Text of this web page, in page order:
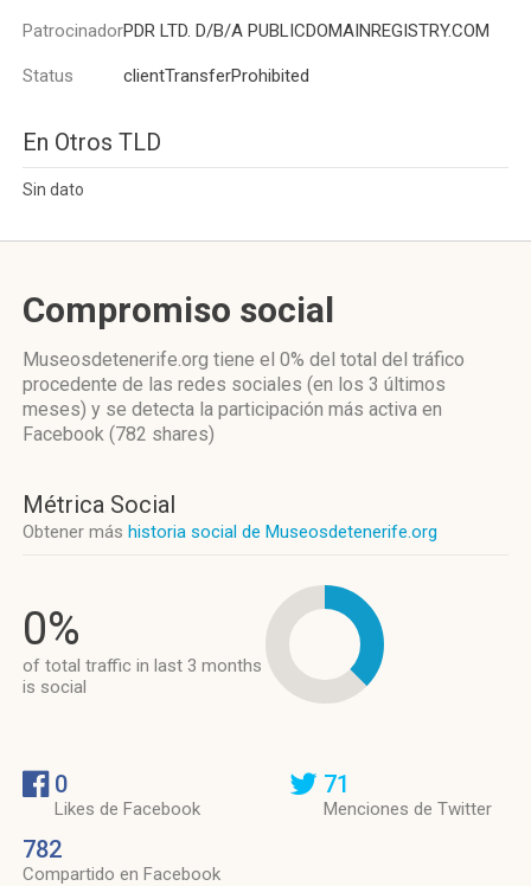
PatrocinadorPDR LTD. D/B/A PUBLICDOMAINREGISTRY.COM
Status clientTransferProhibited
En Otros TLD
Sin dato
Compromiso social
Museosdetenerife.org tiene el 0% del total del tráfico
procedente de las redes sociales (en los 3 últimos
meses) y se detecta la participación más activa en
Facebook (782 shares)
Métrica Social
Obtener más historia social de Museosdetenerife.org
0%
of total traffic in last 3 months
is social
0
Likes de Facebook
782
Compartido en Facebook
71
Menciones de Twitter